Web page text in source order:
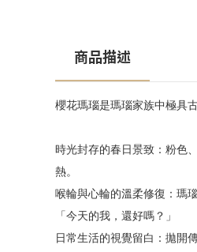
商品描述
櫻花瑪瑙是瑪瑙家族中極具
時光封存的春日景致：粉色
熱。
喉輪與心輪的溫柔修復：瑪
「今天的我，還好嗎？」
日常生活的視覺留白：拋開